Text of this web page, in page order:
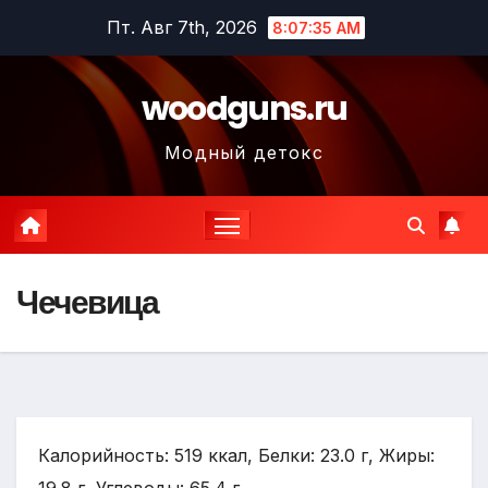
содержимому
Пт. Авг 7th, 2026 8:07:36 AM
woodguns.ru
Модный детокс
Чечевица
Калорийность: 519 ккал, Белки: 23.0 г, Жиры: